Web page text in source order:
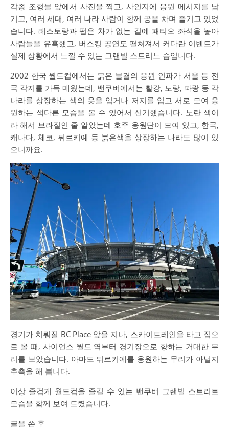
각종 조형물 앞에서 사진을 찍고, 사인지에 응원 메시지를 남
기고, 여러 세대, 여러 나라 사람이 함께 공을 차며 즐기고 있었
습니다. 레스토랑과 펍은 차가 없는 길에 패티오 좌석을 놓아
사람들을 유혹했고, 버스킹 공연도 펼쳐져서 커다란 이벤트가
실제 상황에서 느낄 수 있는 그랜빌 스트리느 습입니다.
2002 한국 월드컵에서는 붉은 물결의 응원 인파가 서울 등 전
국 각지를 가득 메웠는데, 밴쿠버에서는 빨강, 노랑, 파랑 등 각
나라를 상장하는 색의 옷을 입거나 저지를 입고 서로 모여 응
원하는 색다른 모습을 볼 수 있어서 신기했습니다. 노란 색이
라 해서 브라질인 줄 알았는데 호주 응원단이 모여 있고, 한국,
캐나다, 체코, 튀르키예 등 붉은색을 상장하는 나라도 많이 있
으니까요.
경기가 치뤄질 BC Place 앞을 지나, 스카이트레인을 타고 집으
로 올 때, 사이언스 월드 역부터 경기장으로 향하는 거대한 무
리를 보았습니다. 아마도 튀르키예를 응원하는 무리가 아닐지
추측을 해 봅니다.
이상 즐겁게 월드컵을 즐길 수 있는 밴쿠버 그랜빌 스트리트
모습을 함께 보여 드렸습니다.
글을 쓴 후